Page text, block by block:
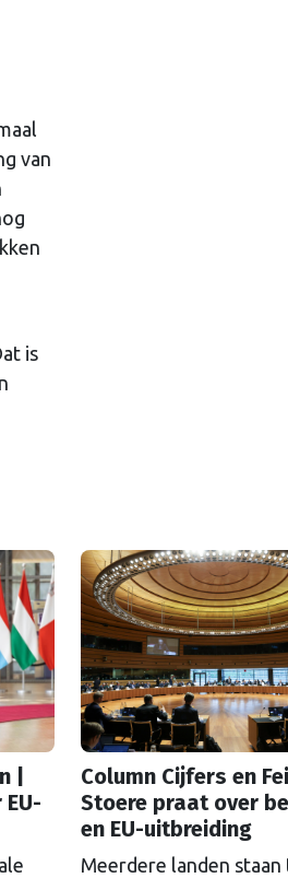
van
is
|
Column Cijfers en
Stoere praat over
en EU-uitbreiding
Meerdere landen staan